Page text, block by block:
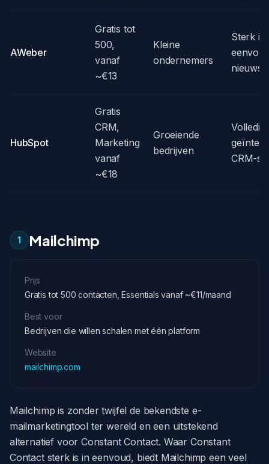
AWeber
Gratis tot
500,
vanaf
~€13
Kleine
ondernemers
Sterk in
HubSpot
Gratis
CRM,
Marketing
vanaf
~€18
Groeiende
bedrijven
Volledig
CRM-
1 Mailchimp
Prijs
Gratis tot 500 contacten, Essentials vanaf ~€11/maand
Best voor
Bedrijven die willen schalen met één platform
Website
mailchimp.com
Mailchimp is zonder twijfel de bekendste e-
mailmarketingtool ter wereld en een uitstekend
alternatief voor Constant Contact. Waar Constant
Contact sterk is in eenvoud, biedt Mailchimp een veel